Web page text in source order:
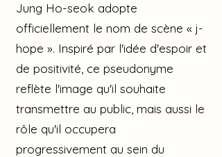
Jung Ho-seok adopte
officiellement le nom de scène « j-
hope ». Inspiré par l'idée d'espoir et
de positivité, ce pseudonyme
reflète l'image qu'il souhaite
transmettre au public, mais aussi le
rôle qu'il occupera
progressivement au sein du